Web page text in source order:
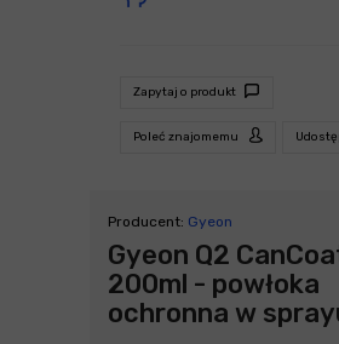
Zapytaj o produkt
Poleć znajomemu
Producent: Gyeon
Gyeon Q2
200ml - powłoka
ochronna w